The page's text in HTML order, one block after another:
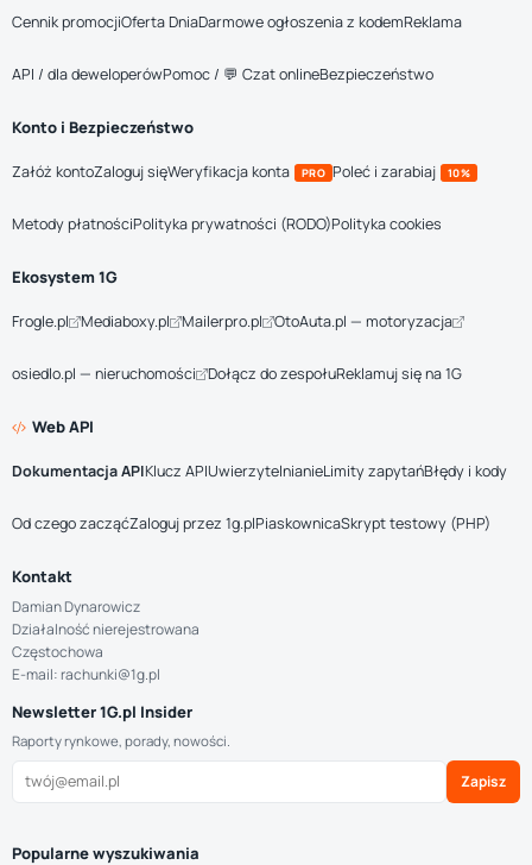
Cennik promocjiOferta DniaDarmowe ogłoszenia z kodemReklama
API / dla deweloperówPomoc / 💬 Czat onlineBezpieczeństwo
Konto i Bezpieczeństwo
Załóż kontoZaloguj sięWeryfikacja konta PRO Poleć i zarabiaj 10%
Metody płatnościPolityka prywatności (RODO)Polityka cookies
Ekosystem 1G
Frogle.pl Mediaboxy.pl Mailerpro.pl OtoAuta.pl — motoryzacja
osiedlo.pl — nieruchomości Dołącz do zespołuReklamuj się na 1G
Web API
Dokumentacja APIKlucz APIUwierzytelnianieLimity zapytańBłędy i kody
Od czego zacząćZaloguj przez 1g.plPiaskownicaSkrypt testowy (PHP)
Kontakt
Damian Dynarowicz
Działalność nierejestrowana
Częstochowa
E-mail: rachunki@1g.pl
Newsletter 1G.pl Insider
Raporty rynkowe, porady, nowości.
Zapisz
Popularne wyszukiwania